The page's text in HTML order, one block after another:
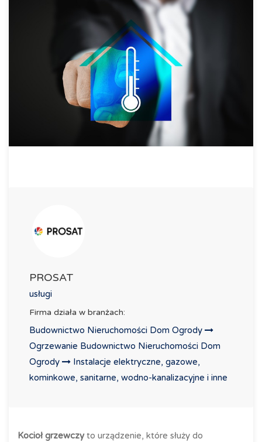
PROSAT
usługi
Firma działa w branżach:
Budownictwo Nieruchomości Dom Ogrody
Ogrzewanie Budownictwo Nieruchomości Dom
Ogrody
Instalacje elektryczne, gazowe,
kominkowe, sanitarne, wodno-kanalizacyjne i inne
Kocioł grzewczyto urządzenie, które służy do